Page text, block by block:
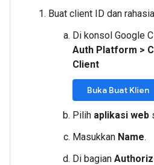
Buat client ID dan
Di konsol Google
Auth Platform >
Client
Buka Buat Klien
Pilih aplikasi web
Masukkan Name.
Di bagian